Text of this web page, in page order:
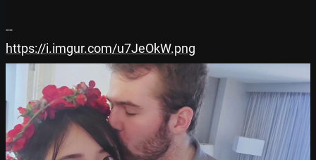
https://i.imgur.com/u7JeOkW.png